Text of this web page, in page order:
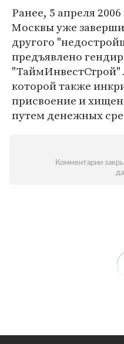
Ранее, 5 апреля
Москвы уже
другого
предъявлено
которой также
присвоение и
путем денежных
Комментарии